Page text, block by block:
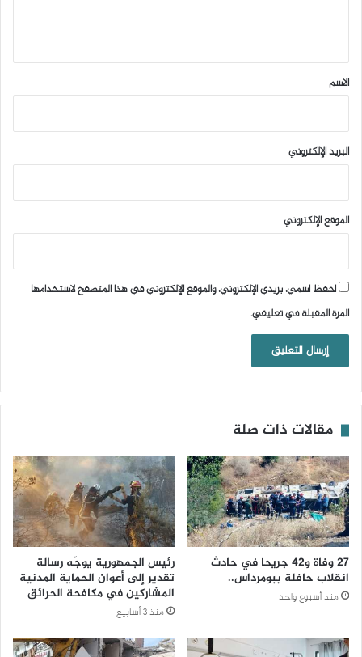
*
الاسم
البريد الإلكتروني
الموقع الإلكتروني
احفظ اسمي، بريدي الإلكتروني، والموقع الإلكتروني في هذا المتصفح لاستخدامها
المرة المقبلة في تعليقي.
مقالات ذات صلة
27 وفاة و42 جريحا في حادث
انقلاب حافلة ببومرداس..
منذ أسبوع واحد
رئيس الجمهورية يوجّه رسالة
تقدير إلى أعوان الحماية المدنية
المشاركين في مكافحة الحرائق
منذ 3 أسابيع